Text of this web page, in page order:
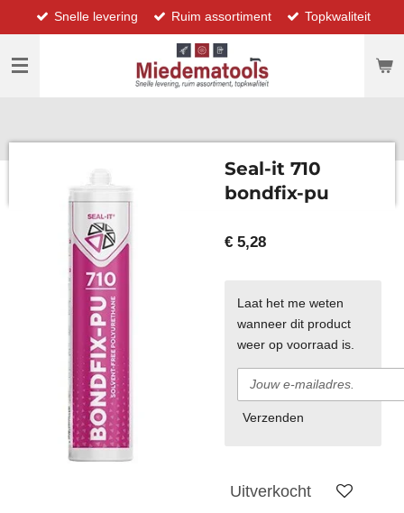
direct
naar
hoofdinhoud
Snelle levering Ruim assortiment Topkwaliteit
Seal-it 710
bondfix-pu
€ 5,28
Laat het me weten
wanneer dit product
weer op voorraad is.
Verzenden
Uitverkocht